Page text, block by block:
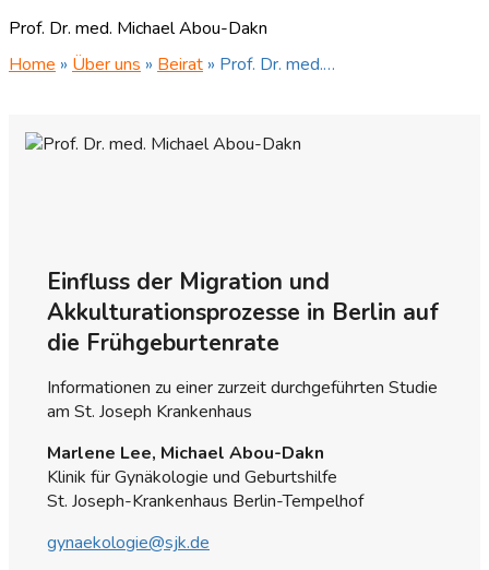
Prof. Dr. med. Michael Abou-Dakn
Home » Über uns » Beirat » Prof. Dr. med.…
Einfluss der Migration und
Akkulturationsprozesse in Berlin auf
die Frühgeburtenrate
Informationen zu einer zurzeit durchgeführten Studie
am St. Joseph Krankenhaus
Marlene Lee, Michael Abou-Dakn
Klinik für Gynäkologie und Geburtshilfe
St. Joseph-Krankenhaus Berlin-Tempelhof
gynaekologie@sjk.de